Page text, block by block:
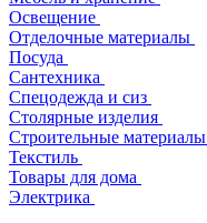
Освещение
Отделочные материалы
Посуда
Сантехника
Спецодежда и сиз
Столярные изделия
Строительные материалы
Текстиль
Товары для дома
Электрика